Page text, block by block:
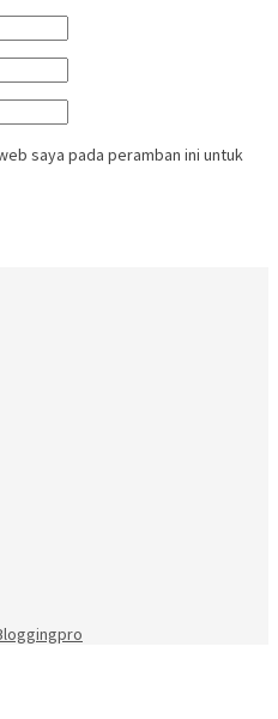
saya pada peramban ini untuk